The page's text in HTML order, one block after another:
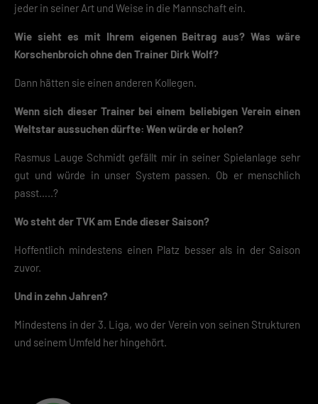
jeder in seiner Art und Weise in die Mannschaft ein.
Wie sieht es mit Ihrem eigenen Beitrag aus? Was wäre
Korschenbroich ohne den Trainer Dirk Wolf?
Dann hätten sie einen anderen Kollegen.
Wenn sich dieser Trainer bei einem beliebigen Verein einen
Weltstar aussuchen dürfte: Wen würde er holen?
Rasmus Lauge Schmidt gefällt mir in seiner Spielanlage sehr
gut und würde in unser System passen. Ob er menschlich
passt…..?
Wo steht der TVK am Ende dieser Saison?
Hoffentlich mindestens einen Platz besser als in der Saison
zuvor.
Und in zehn Jahren?
Mindestens in der 3. Liga, wo der Verein von seinen Strukturen
und seinem Umfeld her hingehört.